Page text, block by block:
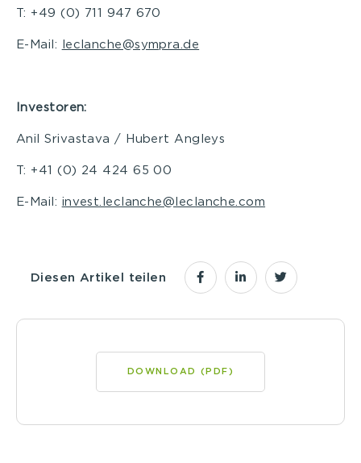
T: +49 (0) 711 947 670
E-Mail: leclanche@sympra.de
Investoren:
Anil Srivastava / Hubert Angleys
T: +41 (0) 24 424 65 00
E-Mail: invest.leclanche@leclanche.com
Diesen Artikel teilen
DOWNLOAD (PDF)